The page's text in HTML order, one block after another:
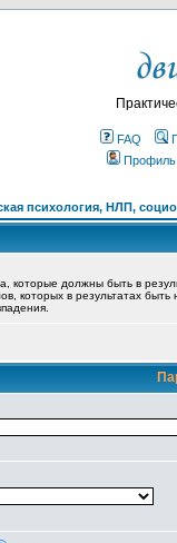
FAQ
Профиль
психология, НЛП,
которые должны быть в
которых в результатах